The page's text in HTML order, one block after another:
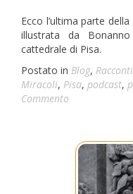
Ecco l’ultima parte
illustrata da
cattedrale di Pisa.
Postato in Blog,
Miracoli, Pisa, podcast,
Commento